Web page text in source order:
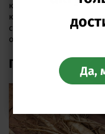
которая приводит к
кожи, появлению угрей.
считается
обладатели
Применение в
Да,